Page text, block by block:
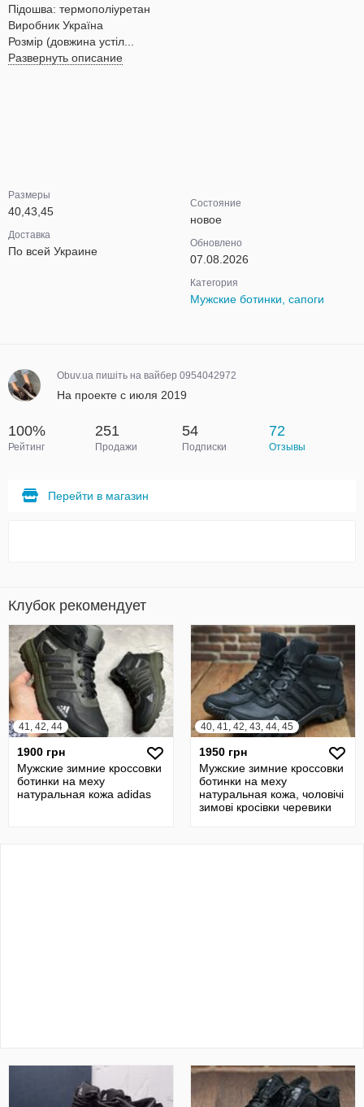
Підошва: термополіуретан
Виробник Україна
Розмір (довжина устіл...
Развернуть описание
Размеры
40,43,45
Доставка
По всей Украине
Состояние
новое
Обновлено
07.08.2026
Категория
Мужские ботинки, сапоги
Obuv.ua пишіть на вайбер 0954042972
На проекте с июля 2019
100%
Рейтинг
251
Продажи
54
Подписки
72
Отзывы
Перейти в магазин
Клубок рекомендует
41, 42, 44
1900 грн
Мужские зимние кроссовки
ботинки на меху
натуральная кожа adidas
40, 41, 42, 43, 44, 45
1950 грн
Мужские зимние кроссовки
ботинки на меху
натуральная кожа, чоловічі
зимові кросівки черевики